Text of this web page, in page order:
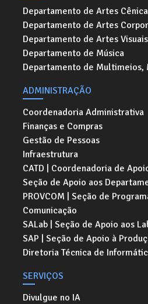
Departamento de Artes
Departamento de Artes
Departamento de Artes Visuais
Departamento de Música
Departamento de Multimeios,
ADMINISTRAÇÃO
Coordenadoria Administrativa
Finanças e Compras
Gestão de Pessoas
Infraestrutura
CATD | Coordenadoria de
Seção de Apoio aos
PROVCOM | Seção de
Comunicação
SALab | Seção de Apoio aos
SAP | Seção de Apoio à
Diretoria Técnica de
SERVIÇOS
Divulgue no IA